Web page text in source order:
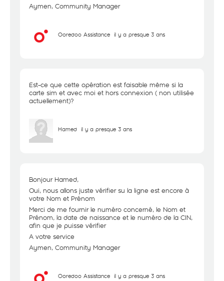
Aymen, Community Manager
Ooredoo Assistance il y a presque 3 ans
Est-ce que cette opération est faisable même si la
carte sim et avec moi et hors connexion ( non utilisée
actuellement)?
Hamed il y a presque 3 ans
Bonjour Hamed,
Oui, nous allons juste vérifier su la ligne est encore à
votre Nom et Prénom
Merci de me fournir le numéro concerné, le Nom et
Prénom, la date de naissance et le numéro de la CIN,
afin que je puisse vérifier
A votre service
Aymen, Community Manager
Ooredoo Assistance il y a presque 3 ans